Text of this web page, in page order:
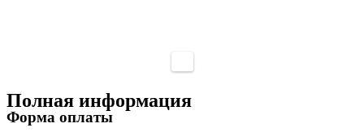
Полная информация
Форма оплаты